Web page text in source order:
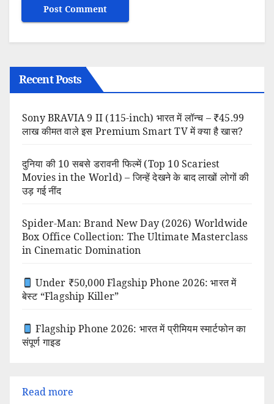
Recent Posts
Sony BRAVIA 9 II (115-inch) भारत में लॉन्च – ₹45.99
लाख कीमत वाले इस Premium Smart TV में क्या है खास?
दुनिया की 10 सबसे डरावनी फिल्में (Top 10 Scariest
Movies in the World) – जिन्हें देखने के बाद लाखों लोगों की
उड़ गई नींद
Spider-Man: Brand New Day (2026) Worldwide
Box Office Collection: The Ultimate Masterclass
in Cinematic Domination
Under ₹50,000 Flagship Phone 2026: भारत में
बेस्ट “Flagship Killer”
Flagship Phone 2026: भारत में प्रीमियम स्मार्टफोन का
संपूर्ण गाइड
Read more